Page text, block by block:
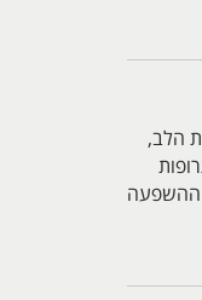
הלב,
ההשפעה